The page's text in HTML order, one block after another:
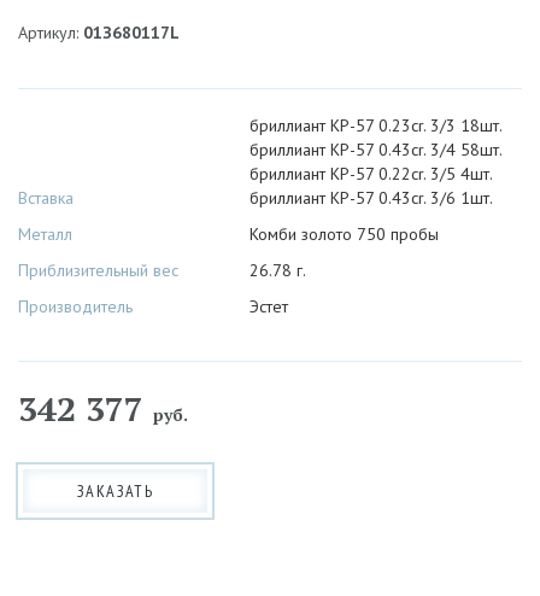
Артикул: 01З680117L
Вставка
Металл
Приблизительный вес
Производитель
бриллиант КР-57 0.23cr. 3/3 18шт.
бриллиант КР-57 0.43cr. 3/4 58шт.
бриллиант КР-57 0.22cr. 3/5 4шт.
бриллиант КР-57 0.43cr. 3/6 1шт.
Комби золото 750 пробы
26.78 г.
Эстет
342 377 руб.
ЗАКАЗАТЬ